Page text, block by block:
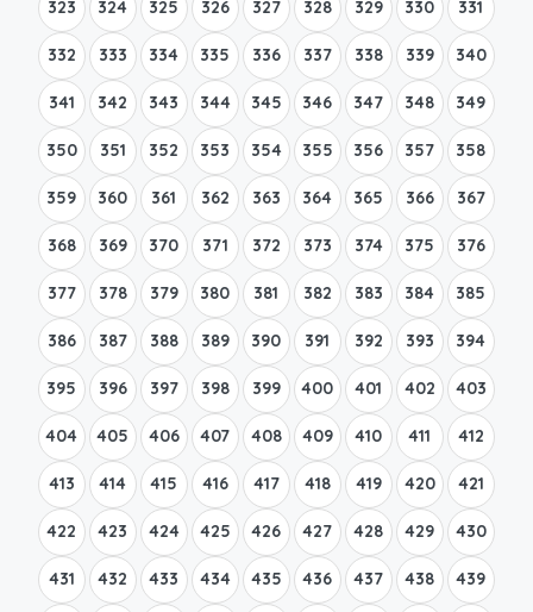
323 324 325 326 327 328 329 330 331
332 333 334 335 336 337 338 339 340
341 342 343 344 345 346 347 348 349
350 351 352 353 354 355 356 357 358
359 360 361 362 363 364 365 366 367
368 369 370 371 372 373 374 375 376
377 378 379 380 381 382 383 384 385
386 387 388 389 390 391 392 393 394
395 396 397 398 399 400 401 402 403
404 405 406 407 408 409 410 411 412
413 414 415 416 417 418 419 420 421
422 423 424 425 426 427 428 429 430
431 432 433 434 435 436 437 438 439